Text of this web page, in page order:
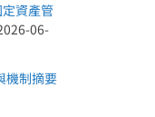
資產管
06-
機制摘要